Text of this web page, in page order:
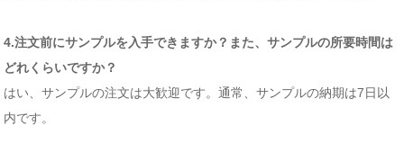
4.注文前にサンプルを入手できますか？また、サンプルの所要時間は
どれくらいですか？
はい、サンプルの注文は大歓迎です。通常、サンプルの納期は7日以
内です。